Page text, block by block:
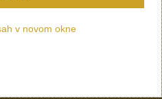
v novom okne